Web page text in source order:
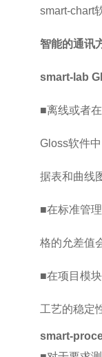
smart-chart
智能的通讯
smart-lab
■离线或者
Gloss软件
据表和曲线
■在标准管
格的允差值
■在项目模
工艺的稳定
smart-